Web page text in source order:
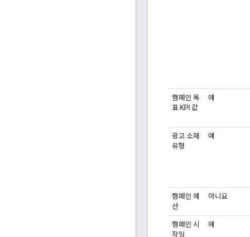
캠페인 목
표 KPI 값
예
광고 소재
유형
예
캠페인 예
산
아니요
캠페인 시
작일
예